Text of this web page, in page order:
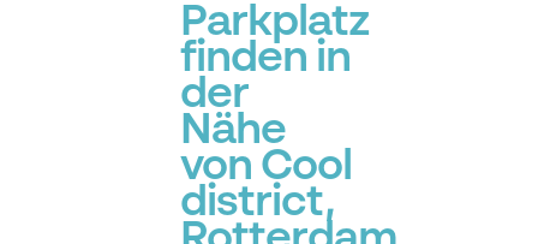
Parkplatz
finden in
der
Nähe
von Cool
district,